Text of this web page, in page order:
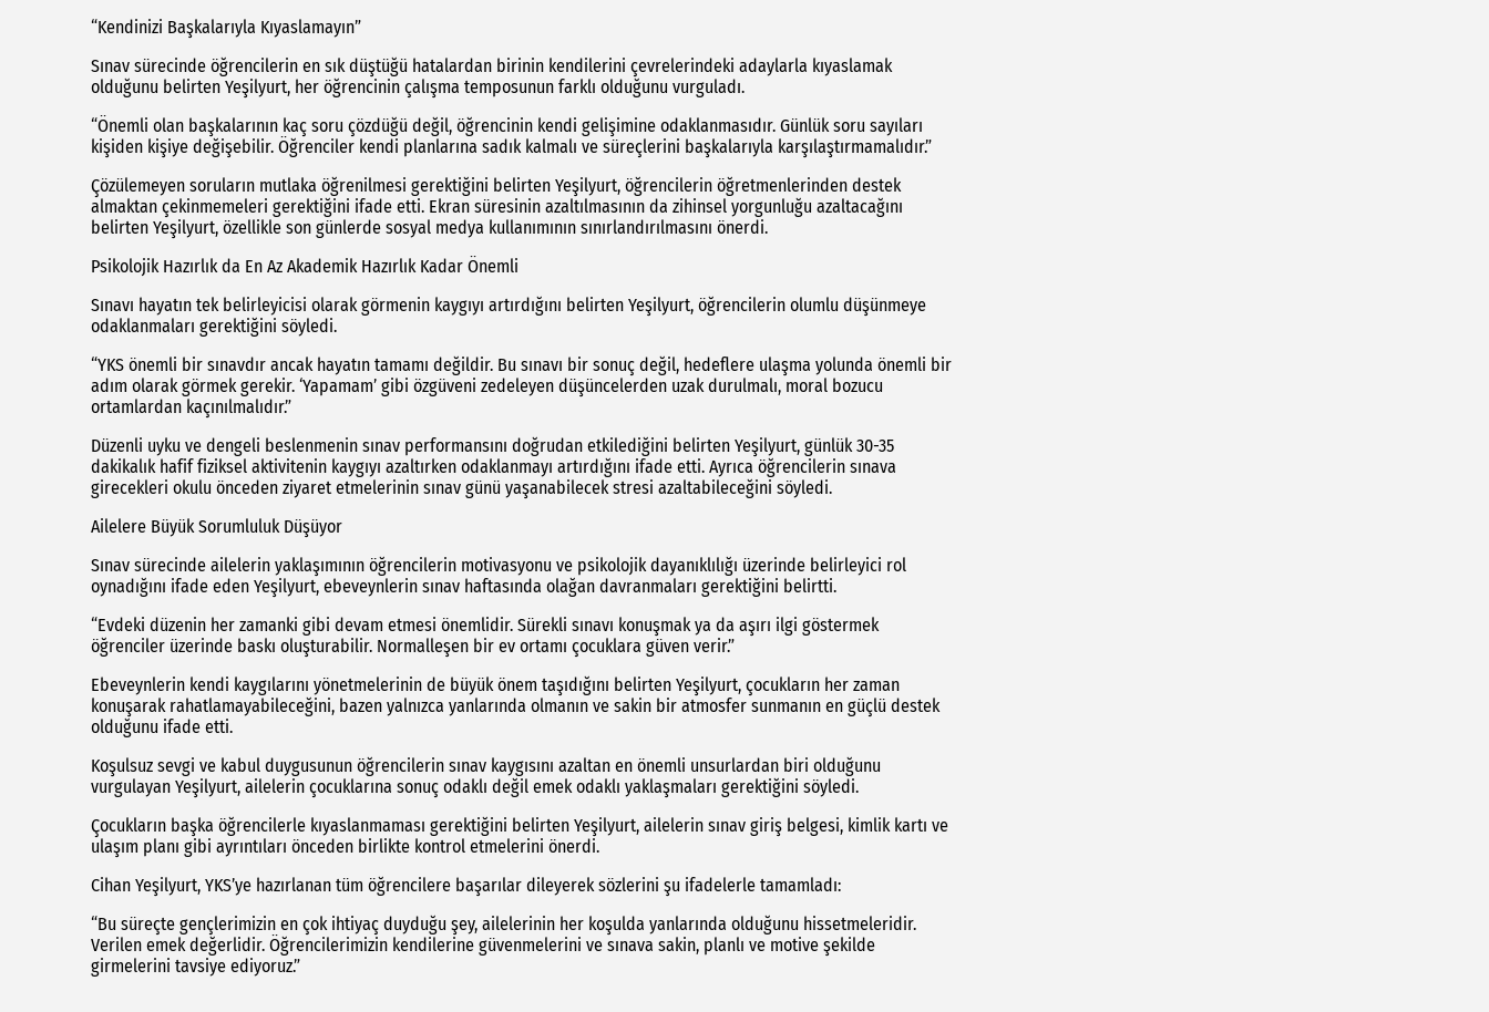
“Kendinizi Başkalarıyla Kıyaslamayın”
Sınav sürecinde öğrencilerin en sık düştüğü hatalardan birinin kendilerini çevrelerindeki adaylarla kıyaslamak
olduğunu belirten Yeşilyurt, her öğrencinin çalışma temposunun farklı olduğunu vurguladı.
“Önemli olan başkalarının kaç soru çözdüğü değil, öğrencinin kendi gelişimine odaklanmasıdır. Günlük soru sayıları
kişiden kişiye değişebilir. Öğrenciler kendi planlarına sadık kalmalı ve süreçlerini başkalarıyla karşılaştırmamalıdır.”
Çözülemeyen soruların mutlaka öğrenilmesi gerektiğini belirten Yeşilyurt, öğrencilerin öğretmenlerinden destek
almaktan çekinmemeleri gerektiğini ifade etti. Ekran süresinin azaltılmasının da zihinsel yorgunluğu azaltacağını
belirten Yeşilyurt, özellikle son günlerde sosyal medya kullanımının sınırlandırılmasını önerdi.
Psikolojik Hazırlık da En Az Akademik Hazırlık Kadar Önemli
Sınavı hayatın tek belirleyicisi olarak görmenin kaygıyı artırdığını belirten Yeşilyurt, öğrencilerin olumlu düşünmeye
odaklanmaları gerektiğini söyledi.
“YKS önemli bir sınavdır ancak hayatın tamamı değildir. Bu sınavı bir sonuç değil, hedeflere ulaşma yolunda önemli bir
adım olarak görmek gerekir. ‘Yapamam’ gibi özgüveni zedeleyen düşüncelerden uzak durulmalı, moral bozucu
ortamlardan kaçınılmalıdır.”
Düzenli uyku ve dengeli beslenmenin sınav performansını doğrudan etkilediğini belirten Yeşilyurt, günlük 30-35
dakikalık hafif fiziksel aktivitenin kaygıyı azaltırken odaklanmayı artırdığını ifade etti. Ayrıca öğrencilerin sınava
girecekleri okulu önceden ziyaret etmelerinin sınav günü yaşanabilecek stresi azaltabileceğini söyledi.
Ailelere Büyük Sorumluluk Düşüyor
Sınav sürecinde ailelerin yaklaşımının öğrencilerin motivasyonu ve psikolojik dayanıklılığı üzerinde belirleyici rol
oynadığını ifade eden Yeşilyurt, ebeveynlerin sınav haftasında olağan davranmaları gerektiğini belirtti.
“Evdeki düzenin her zamanki gibi devam etmesi önemlidir. Sürekli sınavı konuşmak ya da aşırı ilgi göstermek
öğrenciler üzerinde baskı oluşturabilir. Normalleşen bir ev ortamı çocuklara güven verir.”
Ebeveynlerin kendi kaygılarını yönetmelerinin de büyük önem taşıdığını belirten Yeşilyurt, çocukların her zaman
konuşarak rahatlamayabileceğini, bazen yalnızca yanlarında olmanın ve sakin bir atmosfer sunmanın en güçlü destek
olduğunu ifade etti.
Koşulsuz sevgi ve kabul duygusunun öğrencilerin sınav kaygısını azaltan en önemli unsurlardan biri olduğunu
vurgulayan Yeşilyurt, ailelerin çocuklarına sonuç odaklı değil emek odaklı yaklaşmaları gerektiğini söyledi.
Çocukların başka öğrencilerle kıyaslanmaması gerektiğini belirten Yeşilyurt, ailelerin sınav giriş belgesi, kimlik kartı ve
ulaşım planı gibi ayrıntıları önceden birlikte kontrol etmelerini önerdi.
Cihan Yeşilyurt, YKS’ye hazırlanan tüm öğrencilere başarılar dileyerek sözlerini şu ifadelerle tamamladı:
“Bu süreçte gençlerimizin en çok ihtiyaç duyduğu şey, ailelerinin her koşulda yanlarında olduğunu hissetmeleridir.
Verilen emek değerlidir. Öğrencilerimizin kendilerine güvenmelerini ve sınava sakin, planlı ve motive şekilde
girmelerini tavsiye ediyoruz.”